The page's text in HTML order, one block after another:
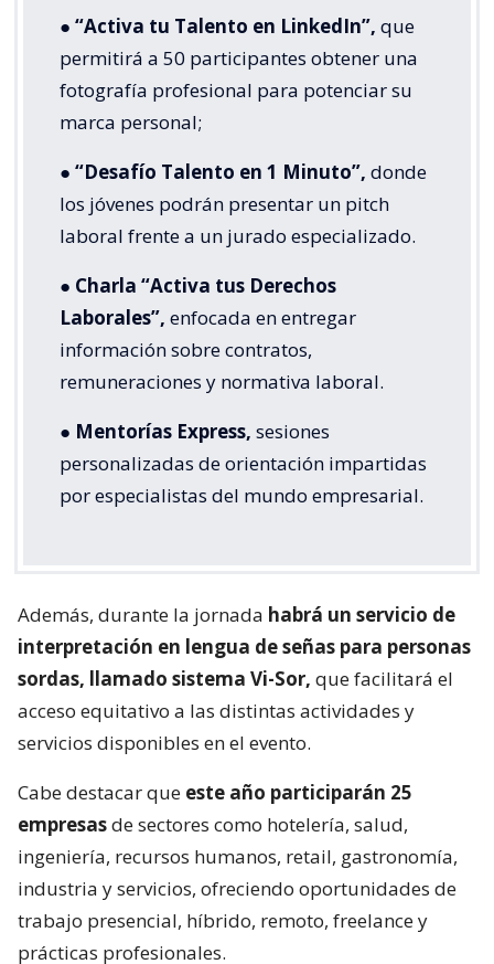
● “Activa tu Talento en LinkedIn”, que
permitirá a 50 participantes obtener una
fotografía profesional para potenciar su
marca personal;
● “Desafío Talento en 1 Minuto”, donde
los jóvenes podrán presentar un pitch
laboral frente a un jurado especializado.
● Charla “Activa tus Derechos
Laborales”, enfocada en entregar
información sobre contratos,
remuneraciones y normativa laboral.
● Mentorías Express, sesiones
personalizadas de orientación impartidas
por especialistas del mundo empresarial.
Además, durante la jornada habrá un servicio de
interpretación en lengua de señas para personas
sordas, llamado sistema Vi-Sor, que facilitará el
acceso equitativo a las distintas actividades y
servicios disponibles en el evento.
Cabe destacar que este año participarán 25
empresasde sectores como hotelería, salud,
ingeniería, recursos humanos, retail, gastronomía,
industria y servicios, ofreciendo oportunidades de
trabajo presencial, híbrido, remoto, freelance y
prácticas profesionales.